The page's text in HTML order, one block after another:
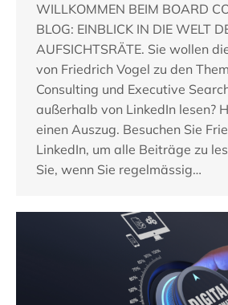
WILLKOMMEN BEIM BOARD
BLOG: EINBLICK IN DIE WELT
AUFSICHTSRÄTE. Sie wollen
von Friedrich Vogel zu den
Consulting und Executive
außerhalb von LinkedIn lesen?
einen Auszug. Besuchen Sie
LinkedIn, um alle Beiträge zu
Sie, wenn Sie regelmässig…